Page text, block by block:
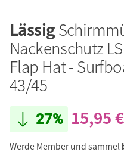
Lässig
Nackenschutz
Flap Hat -
43/45
27% 15,95 €
Werde Member und sammel